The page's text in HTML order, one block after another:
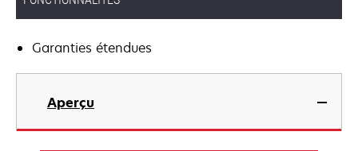
Garanties étendues
Aperçu